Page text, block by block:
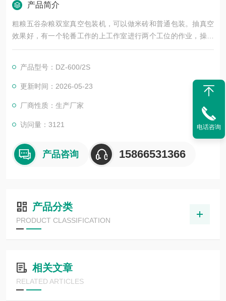
产品简介
粗粮五谷杂粮双室真空包装机，可以做米砖和普通包装。抽真空
效果好，有一个轮番工作的上工作室进行两个工位的作业，操作
方便，效率高，节约能源。
产品型号：DZ-600/2S
更新时间：2026-05-23
厂商性质：生产厂家
访问量：3121
产品咨询 15866531366
产品分类
PRODUCT CLASSIFICATION
相关文章
RELATED ARTICLES
电话咨询